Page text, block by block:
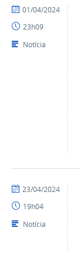
por
-
SEAD
publicado
01/04/2024
23h09
Notícia
por
-
SEAD
publicado
23/04/2024
19h04
Notícia